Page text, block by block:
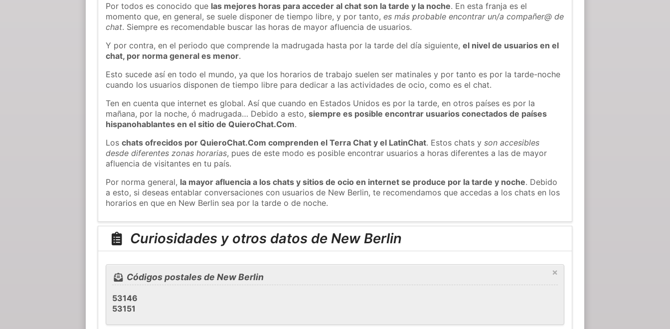
Por todos es conocido que las mejores horas para acceder al chat son la tarde y la noche. En esta franja es el
momento que, en general, se suele disponer de tiempo libre, y por tanto,es más probable encontrar un/a compañer@ de
chat. Siempre es recomendable buscar las horas de mayor afluencia de usuarios.
Y por contra, en el periodo que comprende la madrugada hasta por la tarde del día siguiente,el nivel de usuarios en el
chat, por norma general es menor.
Esto sucede así en todo el mundo, ya que los horarios de trabajo suelen ser matinales y por tanto es por la tarde-noche
cuando los usuarios disponen de tiempo libre para dedicar a las actividades de ocio, como es el chat.
Ten en cuenta que internet es global. Así que cuando en Estados Unidos es por la tarde, en otros países es por la
mañana, por la noche, ó madrugada… Debido a esto,siempre es posible encontrar usuarios conectados de países
hispanohablantes en el sitio de QuieroChat.Com.
Loschats ofrecidos por QuieroChat.Com comprenden el Terra Chat y el LatinChat. Estos chats yson accesibles
desde diferentes zonas horarias, pues de este modo es posible encontrar usuarios a horas diferentes a las de mayor
afluencia de visitantes en tu país.
Por norma general, la mayor afluencia a los chats y sitios de ocio en internet se produce por la tarde y noche. Debido
a esto, si deseas entablar conversaciones con usuarios de New Berlin, te recomendamos que accedas a los chats en los
horarios en que en New Berlin sea por la tarde o de noche.
Curiosidades y otros datos de New Berlin
×
Códigos postales de New Berlin
53146
53151